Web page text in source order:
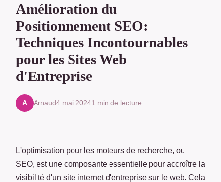
Amélioration du
Positionnement SEO:
Techniques Incontournables
pour les Sites Web
d'Entreprise
A Arnaud4 mai 20241 min de lecture
L'optimisation pour les moteurs de recherche, ou
SEO, est une composante essentielle pour accroître la
visibilité d'un site internet d'entreprise sur le web. Cela